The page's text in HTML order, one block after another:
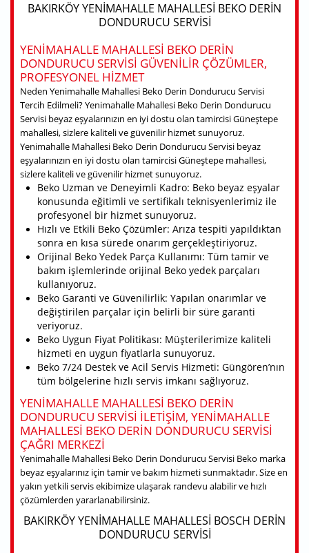
BAKIRKÖY YENIMAHALLE MAHALLESI BEKO DERIN
DONDURUCU SERVISI
YENIMAHALLE MAHALLESI BEKO DERIN
DONDURUCU SERVISI GÜVENILIR ÇÖZÜMLER,
PROFESYONEL HIZMET
Neden Yenimahalle Mahallesi Beko Derin Dondurucu Servisi
Tercih Edilmeli? Yenimahalle Mahallesi Beko Derin Dondurucu
Servisi beyaz eşyalarınızın en iyi dostu olan tamircisi Güneştepe
mahallesi, sizlere kaliteli ve güvenilir hizmet sunuyoruz.
Yenimahalle Mahallesi Beko Derin Dondurucu Servisi beyaz
eşyalarınızın en iyi dostu olan tamircisi Güneştepe mahallesi,
sizlere kaliteli ve güvenilir hizmet sunuyoruz.
Beko Uzman ve Deneyimli Kadro: Beko beyaz eşyalar
konusunda eğitimli ve sertifikalı teknisyenlerimiz ile
profesyonel bir hizmet sunuyoruz.
Hızlı ve Etkili Beko Çözümler: Arıza tespiti yapıldıktan
sonra en kısa sürede onarım gerçekleştiriyoruz.
Orijinal Beko Yedek Parça Kullanımı: Tüm tamir ve
bakım işlemlerinde orijinal Beko yedek parçaları
kullanıyoruz.
Beko Garanti ve Güvenilirlik: Yapılan onarımlar ve
değiştirilen parçalar için belirli bir süre garanti
veriyoruz.
Beko Uygun Fiyat Politikası: Müşterilerimize kaliteli
hizmeti en uygun fiyatlarla sunuyoruz.
Beko 7/24 Destek ve Acil Servis Hizmeti: Güngören’nın
tüm bölgelerine hızlı servis imkanı sağlıyoruz.
YENIMAHALLE MAHALLESI BEKO DERIN
DONDURUCU SERVISI ILETIŞIM, YENIMAHALLE
MAHALLESI BEKO DERIN DONDURUCU SERVISI
ÇAĞRI MERKEZI
Yenimahalle Mahallesi Beko Derin Dondurucu Servisi Beko marka
beyaz eşyalarınız için tamir ve bakım hizmeti sunmaktadır. Size en
yakın yetkili servis ekibimize ulaşarak randevu alabilir ve hızlı
çözümlerden yararlanabilirsiniz.
BAKIRKÖY YENIMAHALLE MAHALLESI BOSCH DERIN
DONDURUCU SERVISI